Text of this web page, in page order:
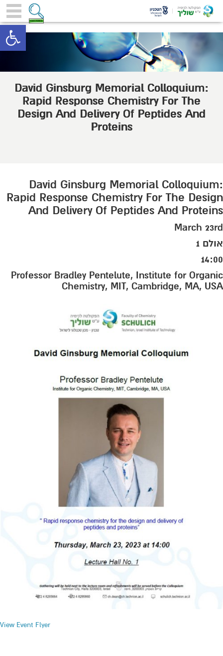
David Ginsburg Memorial Colloquium:
Rapid Response Chemistry For The
Design And Delivery Of Peptides And
Proteins
David Ginsburg Memorial Colloquium:
Rapid Response Chemistry For The Design
And Delivery Of Peptides And Proteins
March 23rd
אולם 1
14:00
Professor Bradley Pentelute, Institute for Organic
Chemistry, MIT, Cambridge, MA, USA
View Event Flyer